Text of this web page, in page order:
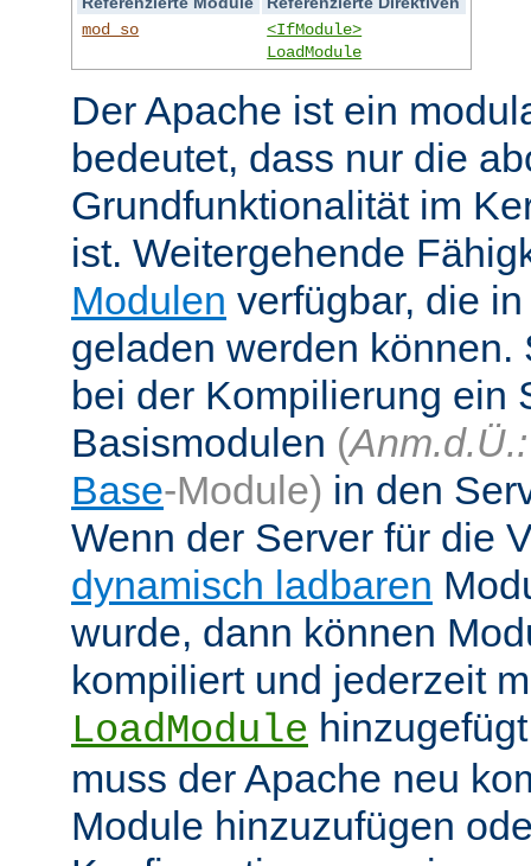
mod_so
<IfModule>
LoadModule
Der Apache ist ein
bedeutet, dass nur die
Grundfunktionalität im
ist. Weitergehende
Modulen verfügbar, die
geladen werden
bei der Kompilierung ein
Basismodulen (Anm.d.Ü.:
Base-Module) in den
Wenn der Server für die
dynamisch ladbaren
wurde, dann können
kompiliert und jederzeit
LoadModule
muss der Apache neu
Module hinzuzufügen